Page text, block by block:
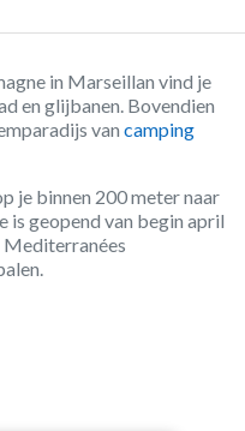
in Marseillan vind je
en glijbanen. Bovendien
van camping
je binnen 200 meter naar
is geopend van begin april
Mediterranées